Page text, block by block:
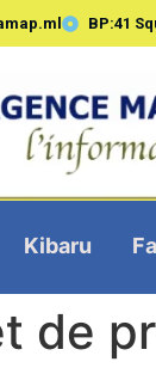
BP:41
Kibaru
de